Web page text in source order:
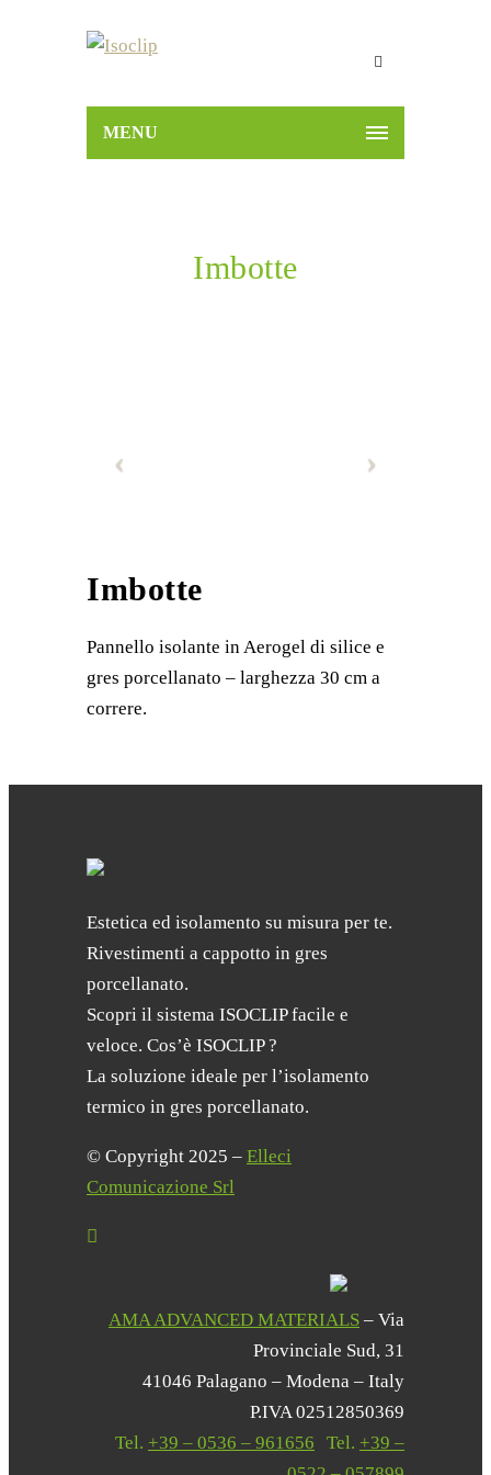
MENU
Imbotte
Imbotte
Pannello isolante in Aerogel di silice e
gres porcellanato – larghezza 30 cm a
correre.
Estetica ed isolamento su misura per te.
Rivestimenti a cappotto in gres
porcellanato.
Scopri il sistema ISOCLIP facile e
veloce. Cos’è ISOCLIP ?
La soluzione ideale per l’isolamento
termico in gres porcellanato.
© Copyright 2025 – Elleci
Comunicazione Srl
AMA ADVANCED MATERIALS – Via
Provinciale Sud, 31
41046 Palagano – Modena – Italy
P.IVA 02512850369
Tel. +39 – 0536 – 961656 Tel. +39 –